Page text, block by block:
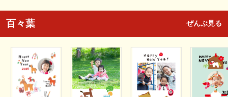
百々葉 ぜんぶ見る